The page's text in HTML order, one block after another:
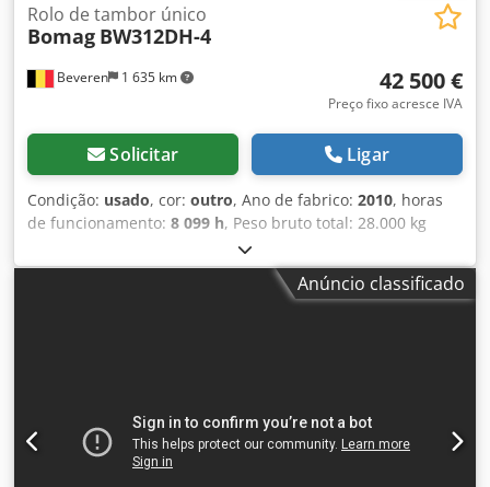
Beveren 1 635 km
Rolo de tambor único
Bomag BW312DH-4
42 500 €
Preço fixo acresce IVA
Solicitar Ligar
Condição: usado, cor: outro, Ano de fabrico: 2010, horas
de funcionamento: 8 099 h, Peso bruto total: 28.000 kg
Marca do motor: Deutz Codpfszblcrex Anqeha Marca CE:
sim Número de série: 101583141318 Máquinas à venda!
Visite nosso site para conhecer uma variedade de
fotos? Basta entrar em contato conosco e as enviaremos
prontamente. Oferecemos atendimento em holandês,
inglês, francês, alemão, espanhol e russo. Descubra nossa
Anúncio classificado